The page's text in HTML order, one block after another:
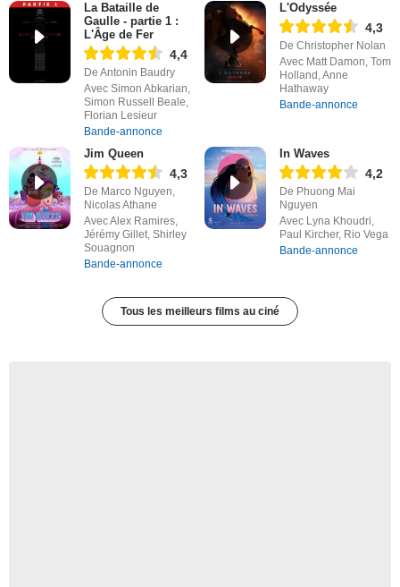
La Bataille de
Gaulle - partie 1 :
L'Âge de Fer
4,4
De Antonin Baudry
Avec Simon Abkarian,
Simon Russell Beale,
Florian Lesieur
Bande-annonce
L'Odyssée
4,3
De Christopher Nolan
Avec Matt Damon, Tom
Holland, Anne
Hathaway
Bande-annonce
Jim Queen
4,3
De Marco Nguyen,
Nicolas Athane
Avec Alex Ramires,
Jérémy Gillet, Shirley
Souagnon
Bande-annonce
In Waves
4,2
De Phuong Mai
Nguyen
Avec Lyna Khoudri,
Paul Kircher, Rio Vega
Bande-annonce
Tous les meilleurs films au ciné